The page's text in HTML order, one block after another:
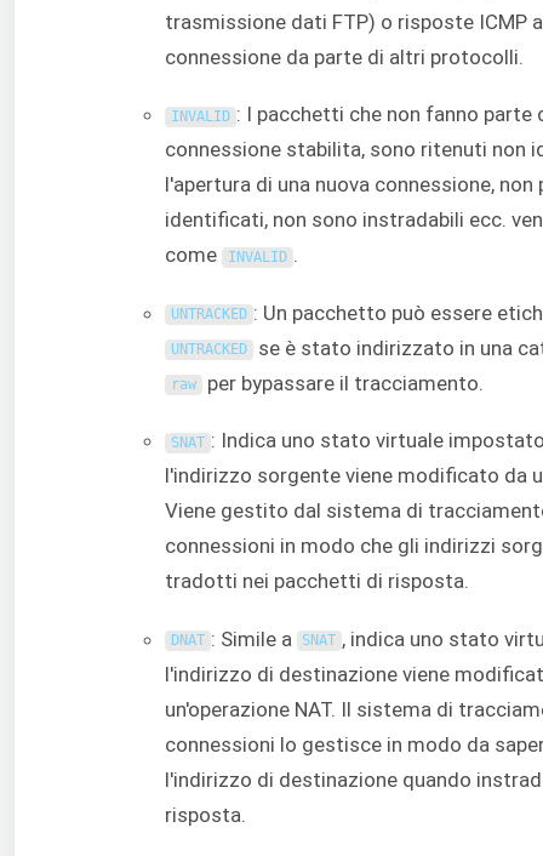
trasmissione dati FTP) o risposte ICMP
connessione da parte di altri protocolli.
INVALID : I pacchetti che non fanno parte
connessione stabilita, sono ritenuti non
l'apertura di una nuova connessione,
identificati, non sono instradabili ecc.
come
INVALID .
UNTRACKED : Un pacchetto può essere
UNTRACKED se è stato indirizzato in una
raw per bypassare il tracciamento.
SNAT : Indica uno stato virtuale
l'indirizzo sorgente viene modificato da
Viene gestito dal sistema di
connessioni in modo che gli indirizzi
tradotti nei pacchetti di risposta.
DNAT : Simile a SNAT , indica uno stato
l'indirizzo di destinazione viene
un'operazione NAT. Il sistema di
connessioni lo gestisce in modo da
l'indirizzo di destinazione quando
risposta.